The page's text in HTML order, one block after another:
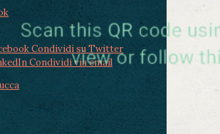
Condividi su Twitter
Condividi via email